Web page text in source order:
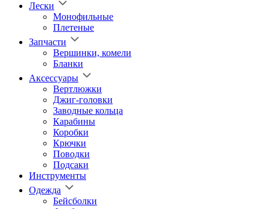
Лески
Монофильные
Плетеные
Запчасти
Вершинки, комели
Бланки
Аксессуары
Вертлюжки
Джиг-головки
Заводные кольца
Карабины
Коробки
Крючки
Поводки
Подсаки
Инструменты
Одежда
Бейсболки